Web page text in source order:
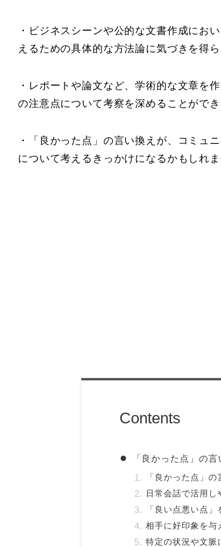
・ビジネスシーンや公的な文書作成にお
えるための具体的な方法論に気づきを得
・レポートや論文など、学術的な文章を
の注意点について考察を深めることができ
・「良かった点」の言い換えが、コミュ
について考えるきっかけになるかもしれま
Contents
「良かった点」の
「良かった点」
日常会話で活用
「良い点悪い点
相手に好印象を与
特定の状況や文脈